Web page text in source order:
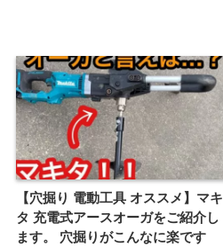
【穴掘り 電動工具 オススメ】マキ
タ 充電式アースオーガをご紹介し
ます。 穴掘りがこんなに楽です